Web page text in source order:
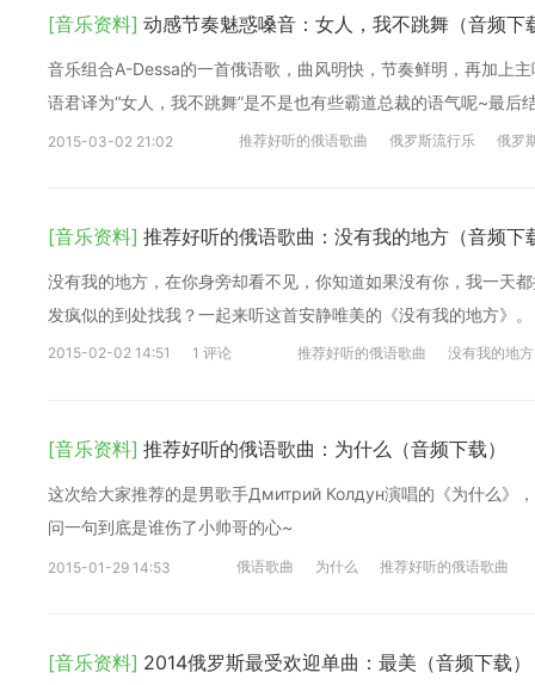
[音乐资料] 动感节奏魅惑嗓音：女人，我不跳舞（音频下
音乐组合A-Dessa的一首俄语歌，曲风明快，节奏鲜明，再加上
语君译为“女人，我不跳舞”是不是也有些霸道总裁的语气呢~最后
2015-03-02 21:02 推荐好听的俄语歌曲 俄罗斯流行乐 俄罗
[音乐资料] 推荐好听的俄语歌曲：没有我的地方（音频下
没有我的地方，在你身旁却看不见，你知道如果没有你，我一天
发疯似的到处找我？一起来听这首安静唯美的《没有我的地方》。
2015-02-02 14:51 1 评论 推荐好听的俄语歌曲 没有我的地方
[音乐资料] 推荐好听的俄语歌曲：为什么（音频下载）
这次给大家推荐的是男歌手Дмитрий Колдун演唱的《为什么》
问一句到底是谁伤了小帅哥的心~
2015-01-29 14:53 俄语歌曲 为什么 推荐好听的俄语歌曲
[音乐资料] 2014俄罗斯最受欢迎单曲：最美（音频下载）